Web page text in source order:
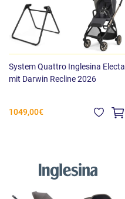
System Quattro Inglesina Electa
mit Darwin Recline 2026
1049,00€